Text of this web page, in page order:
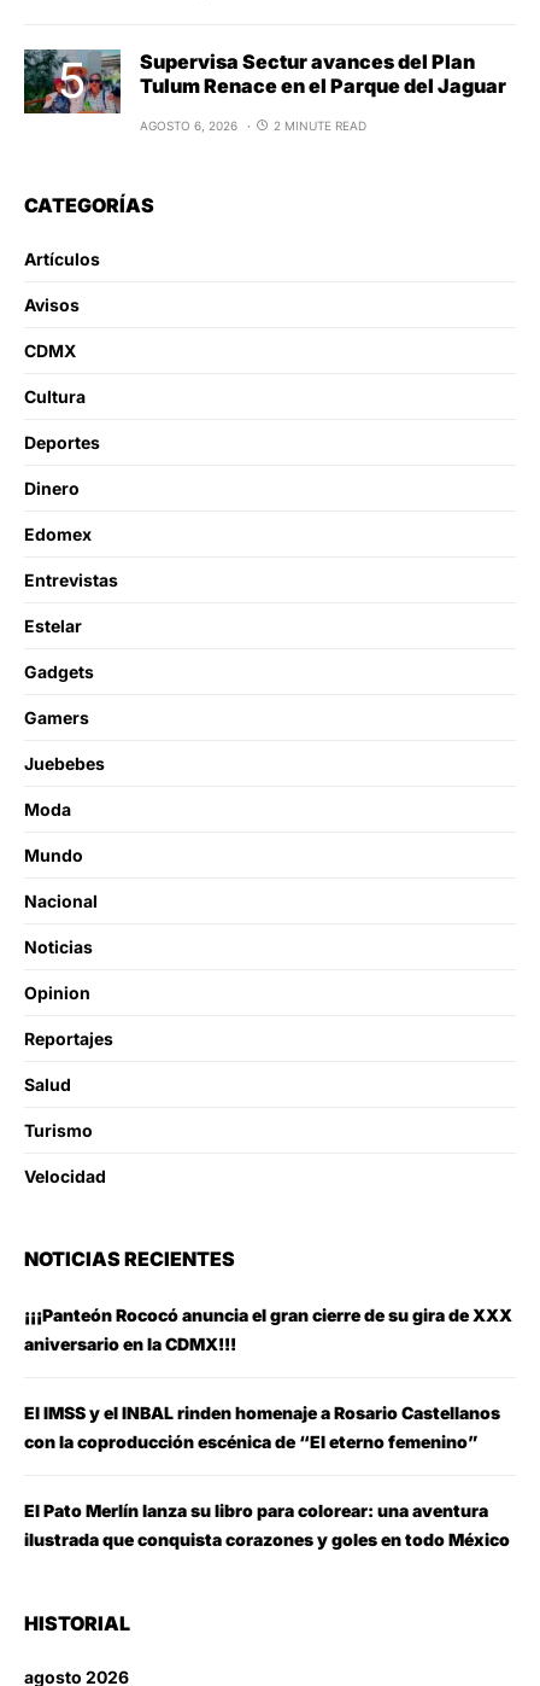
Supervisa Sectur avances del Plan
Tulum Renace en el Parque del Jaguar
AGOSTO 6, 2026 2 MINUTE READ
CATEGORÍAS
Artículos
Avisos
CDMX
Cultura
Deportes
Dinero
Edomex
Entrevistas
Estelar
Gadgets
Gamers
Juebebes
Moda
Mundo
Nacional
Noticias
Opinion
Reportajes
Salud
Turismo
Velocidad
NOTICIAS RECIENTES
¡¡¡Panteón Rococó anuncia el gran cierre de su gira de XXX
aniversario en la CDMX!!!
El IMSS y el INBAL rinden homenaje a Rosario Castellanos
con la coproducción escénica de “El eterno femenino”
El Pato Merlín lanza su libro para colorear: una aventura
ilustrada que conquista corazones y goles en todo México
HISTORIAL
agosto 2026